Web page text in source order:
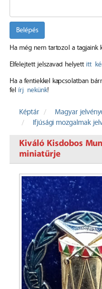
Belépés
Ha még nem tartozol a tagjaink
Elfelejtett jelszavad helyett itt
Ha a fentiekkel kapcsolatban
fel írj nekünk!
Képtár
Magyar
Ifjúsági mozgalmak
Kiváló Kisdobos
miniatűrje